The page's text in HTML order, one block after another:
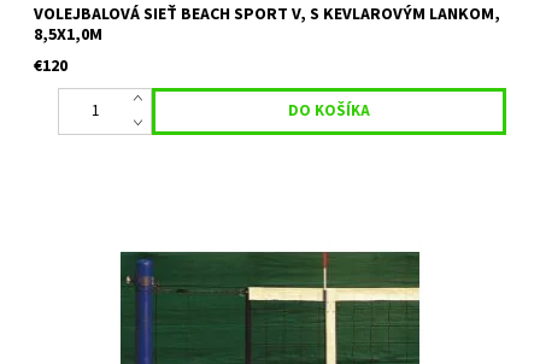
VOLEJBALOVÁ SIEŤ BEACH SPORT V, S KEVLAROVÝM LANKOM,
8,5X1,0M
€120
ceľové lanko s poťahom PVC 5 mm a dĺžke 13,5m, sieť je obšitá
polypropylénovým pruhom v hornej časti šírky 75 mm, v dolnej
časti šírky 50mm, dolný a horný popruh je 4 x prešitý, vyztužené...